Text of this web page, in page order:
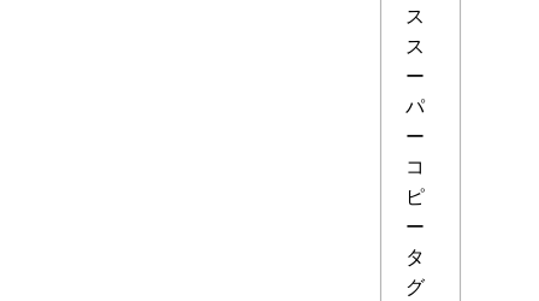
ス
ス
ー
パ
ー
コ
ピ
ー
タ
グ